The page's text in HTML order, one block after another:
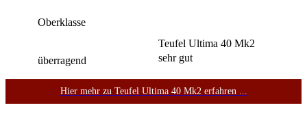
Oberklasse
Teufel Ultima 40 Mk2
sehr gut
überragend
Hier mehr zu Teufel Ultima 40 Mk2 erfahren ...